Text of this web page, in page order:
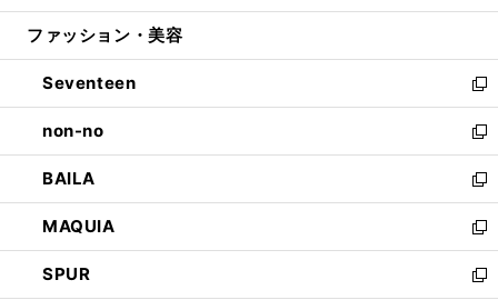
開
ウ
開
く
ン
ウ
で
開
く
ウ
ン
ド
ウ
で
開
く
ファッション・美容
Seventeen
新
し
い
ウ
ィ
ン
ド
ウ
で
non-no
新
し
い
ウ
ィ
ン
ド
BAILA
新
し
い
ウ
ィ
MAQUIA
新
し
い
SPUR
新